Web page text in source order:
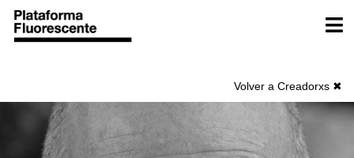
contenido
Volver a Creadorxs ✖